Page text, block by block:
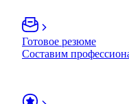
Готовое резюме
Составим